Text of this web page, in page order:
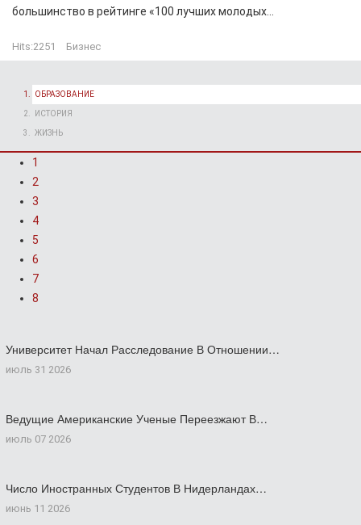
большинство в рейтинге «100 лучших молодых...
Hits:2251 Бизнес
ОБРАЗОВАНИЕ
ИСТОРИЯ
ЖИЗНЬ
1
2
3
4
5
6
7
8
Университет Начал Расследование В Отношении…
июль 31 2026
Ведущие Американские Ученые Переезжают В…
июль 07 2026
Число Иностранных Студентов В Нидерландах…
июнь 11 2026